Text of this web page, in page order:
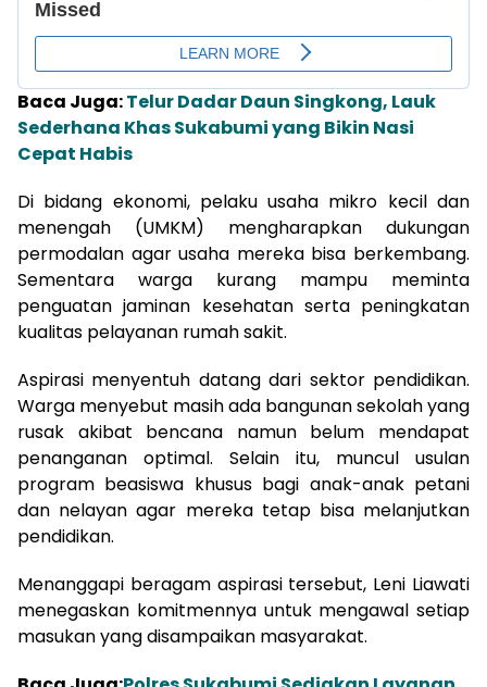
Baca Juga:Telur Dadar Daun Singkong, Lauk
Sederhana Khas Sukabumi yang Bikin Nasi
Cepat Habis
Di bidang ekonomi, pelaku usaha mikro kecil dan
menengah (UMKM) mengharapkan dukungan
permodalan agar usaha mereka bisa berkembang.
Sementara warga kurang mampu meminta
penguatan jaminan kesehatan serta peningkatan
kualitas pelayanan rumah sakit.
Aspirasi menyentuh datang dari sektor pendidikan.
Warga menyebut masih ada bangunan sekolah yang
rusak akibat bencana namun belum mendapat
penanganan optimal. Selain itu, muncul usulan
program beasiswa khusus bagi anak-anak petani
dan nelayan agar mereka tetap bisa melanjutkan
pendidikan.
Menanggapi beragam aspirasi tersebut, Leni Liawati
menegaskan komitmennya untuk mengawal setiap
masukan yang disampaikan masyarakat.